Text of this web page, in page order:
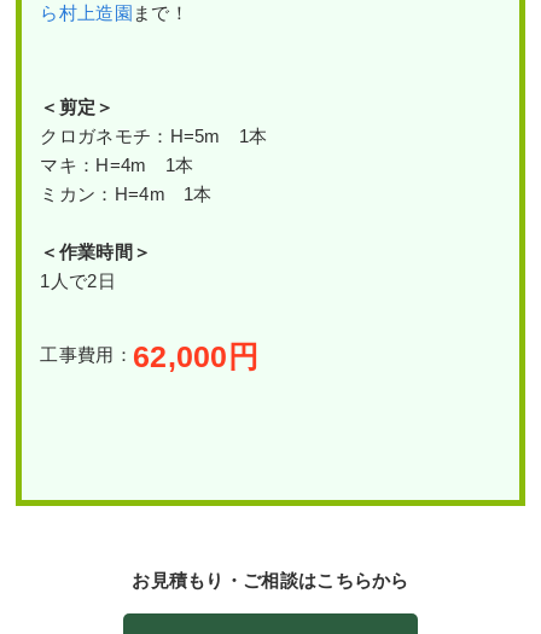
ら村上造園 まで！
＜剪定＞
クロガネモチ：H=5m 1本
マキ：H=4m 1本
ミカン：H=4m 1本
＜作業時間＞
1人で2日
工事費用： 62,000 円
お見積もり・ご相談はこちらから